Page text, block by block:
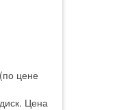
цене
Цена